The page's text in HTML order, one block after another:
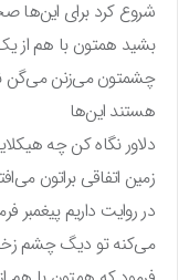
شروع کرد برای این‌ها
بشید همتون با هم از یک
هستند این‌ها
دلاور نگاه کن چه
زمین اتفاقی براتون می‌افته
در روایت داریم پیغمبر
می‌کنه تو دیگ چشم زخم